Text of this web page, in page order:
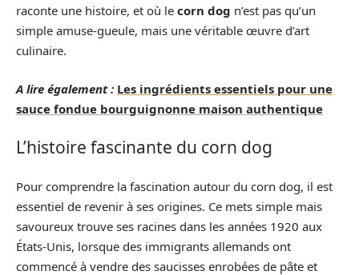
raconte une histoire, et où le corn dog n’est pas qu’un
simple amuse-gueule, mais une véritable œuvre d’art
culinaire.
A lire également : Les ingrédients essentiels pour une
sauce fondue bourguignonne maison authentique
L’histoire fascinante du corn dog
Pour comprendre la fascination autour du corn dog, il est
essentiel de revenir à ses origines. Ce mets simple mais
savoureux trouve ses racines dans les années 1920 aux
États-Unis, lorsque des immigrants allemands ont
commencé à vendre des saucisses enrobées de pâte et